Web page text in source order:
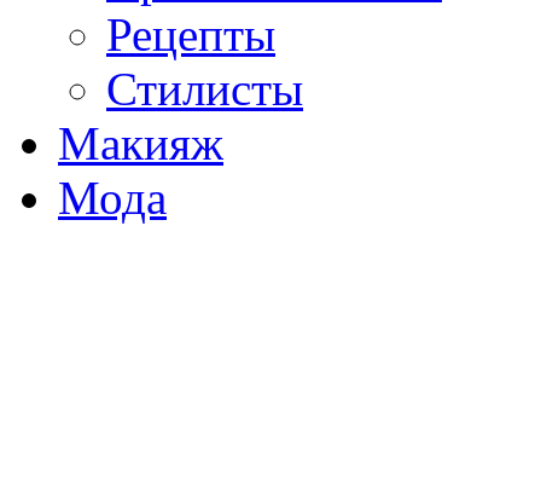
Рецепты
Стилисты
Макияж
Мода